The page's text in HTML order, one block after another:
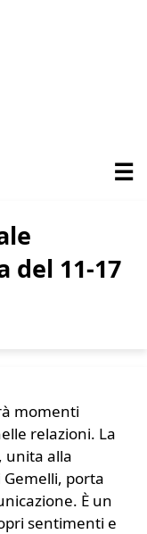
del 11-17
momenti
relazioni. La
unita alla
porta
È un
sentimenti e
☰